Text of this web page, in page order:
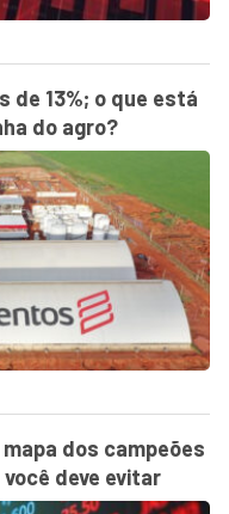
de 13%; o que está
do agro?
dos campeões
deve evitar